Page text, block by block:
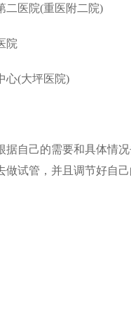
二医院(重医附二院)
院
心(大坪医院)
自己的需要和具体情
试管，并且调节好自